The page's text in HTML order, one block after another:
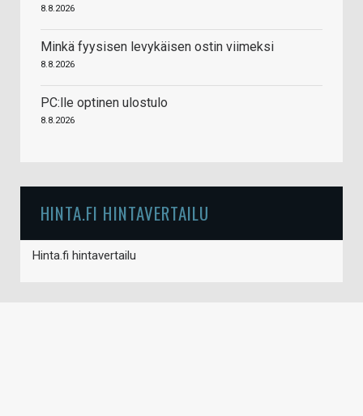
8.8.2026
Minkä fyysisen levykäisen ostin viimeksi
8.8.2026
PC:lle optinen ulostulo
8.8.2026
HINTA.FI HINTAVERTAILU
Hinta.fi hintavertailu